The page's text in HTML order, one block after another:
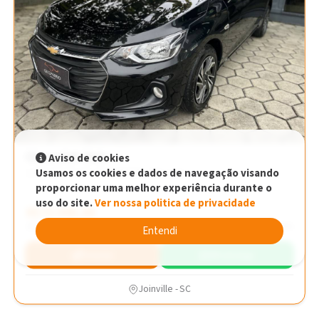
Chevrolet Onix
1.0 FLEX PLUS LT MANUAL Manual
R$73.990,00
R$73.990,00
2024 47.614 km
Joinville - SC
Aviso de cookies
Usamos os cookies e dados de navegação visando
proporcionar uma melhor experiência durante o
uso do site.Ver nossa politica de privacidade
Entendi